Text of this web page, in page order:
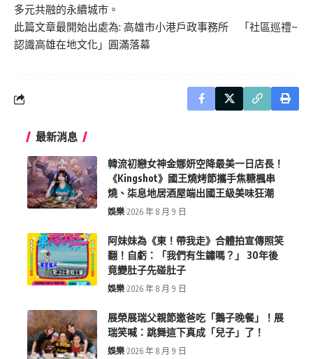
多元共融的永續城市。
此篇文章最開始出處為: 高雄市小港戶政事務所 「社區巡禮~
認識高雄在地文化」圓滿落幕
最新消息
韓流初戀女神金娜妍空降最美一日店長！
《Kingshot》國王燒烤節攜手焦糖楓串
燒、柒息地居酒屋端出國王級美味狂潮
娛樂 2026 年 8 月 9 日
阿妹妹為《東！帶我走》合體拍宣傳照笑
翻！自虧：「我們有生鏽嗎？」 30年後
竟變肚子先碰肚子
娛樂 2026 年 8 月 9 日
展榮展瑞父親節邀爸吃「鵝子晚餐」！展
瑞笑喊：跳舞這下真成「兒子」了！
娛樂 2026 年 8 月 9 日